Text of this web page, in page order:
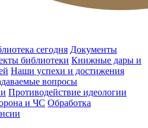
сегодня Документы
библиотеки Книжные дары и
Наши успехи и достижения
вопросы
Противодействие идеологии
и ЧС Обработка